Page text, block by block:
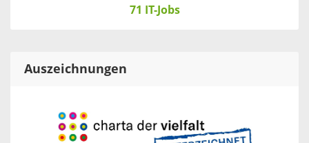
71 IT-Jobs
Auszeichnungen